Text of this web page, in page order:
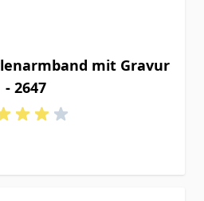
mit Gravur
- 2647